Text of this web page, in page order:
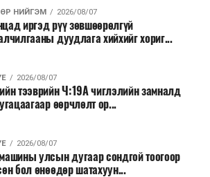
үлдэгдэл ил тод болно. Мөн
зориулалтын бусаар ашиглах
хүртээмжийг нэмэгдүүлэх,
болгох боломжтой гэж үзжээ.
махаа шууд худалдан авах,
дамжуулан бүтээгдэхүүнээ
хүнсний ногооны нөөц
агуулах барих аж ахуйн нэгжүүдэд
НИЙГЭМ 2026/08/07
иргэд рүү зөвшөөрөлгүй
дуудлага хийхийг хориг...
2026/08/07
тээврийн Ч:19А чиглэлийн замналд
өөрчлөлт ор...
2026/08/07
улсын дугаар сондгой тоогоор
бол өнөөдөр шатахуун...